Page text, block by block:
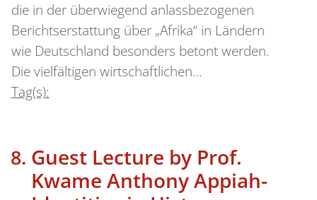
die in der überwiegend anlassbezogenen
Berichtserstattung über „Afrika“ in Ländern
wie Deutschland besonders betont werden.
Die vielfältigen wirtschaftlichen…
Tag(s):
Guest Lecture by Prof.
Kwame Anthony Appiah-